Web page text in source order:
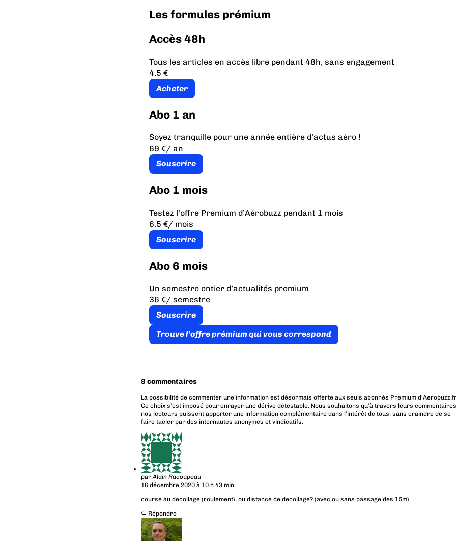
Les formules prémium
Accès 48h
Tous les articles en accès libre pendant 48h, sans engagement
4.5 €
Acheter
Abo 1 an
Soyez tranquille pour une année entière d’actus aéro !
69 €/ an
Souscrire
Abo 1 mois
Testez l’offre Premium d’Aérobuzz pendant 1 mois
6.5 €/ mois
Souscrire
Abo 6 mois
Un semestre entier d’actualités premium
36 €/ semestre
Souscrire
Trouve l’offre prémium qui vous correspond
8 commentaires
La possibilité de commenter une information est désormais offerte aux seuls abonnés Premium
Ce choix s’est imposé pour enrayer une dérive détestable. Nous souhaitons qu’à travers leurs
nos lecteurs puissent apporter une information complémentaire dans l’intérêt de tous, sans craindre de se
faire tacler par des internautes anonymes et vindicatifs.
parAlain Racoupeau
16 décembre 2020 à 10 h 43 min
course au decollage (roulement), ou distance de decollage? (avec ou sans passage des 15m)
⮑ Répondre